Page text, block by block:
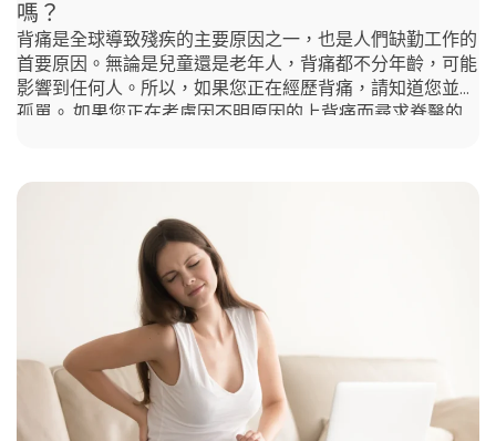
嗎？
背痛是全球導致殘疾的主要原因之一，也是人們缺勤工作的
首要原因。無論是兒童還是老年人，背痛都不分年齡，可能
影響到任何人。所以，如果您正在經歷背痛，請知道您並不
孤單。 如果您正在考慮因不明原因的上背痛而尋求脊醫的
效，並且是一種安全且無需藥物的選擇，特別是當疼痛延伸
您更容易判斷，我們整理了一些關鍵跡象，表明何時需預約
脊醫。這些警示信號很容易識別，及早發現可以幫助您在疼
痛惡化之前採取行動。 如果您注意到其中一個或多個警示
信號，請不要拖延。立即預約，體驗自然、無藥物的疼痛緩
解療法,並在專業的幫助下，回復健康、充滿活力的生活。
當有不明原因的上背痛時，何時應該尋求脊醫的幫助？ 上
背痛會干擾您的日常生活，甚至讓簡單的工作變得不舒服。
雖然偶爾的疼痛可能會自行緩解，但持續或無法解釋的疼痛
可能是潛在問題的徵兆。香港脊醫(chiropractor HK)